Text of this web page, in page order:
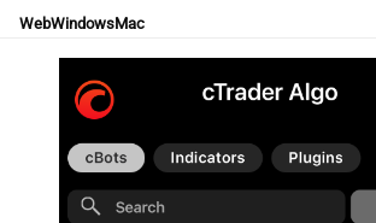
WebWindowsMac